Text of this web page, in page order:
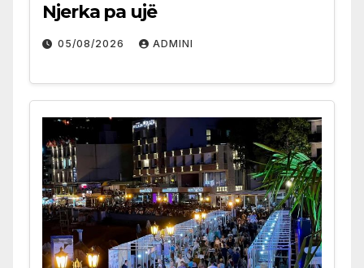
Njerka pa ujë
05/08/2026 ADMINI